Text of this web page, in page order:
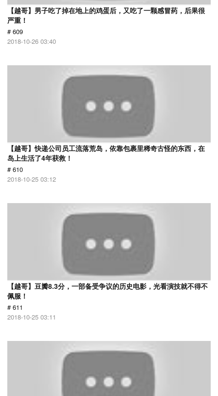
【越哥】男子吃了掉在地上的鸡蛋后，又吃了一颗感冒药，后果很
严重！
# 609
2018-10-26 03:40
【越哥】快递公司员工流落荒岛，依靠包裹里稀奇古怪的东西，在
岛上生活了4年获救！
# 610
2018-10-25 03:12
【越哥】豆瓣8.3分，一部备受争议的历史电影，光看演技就不得不
佩服！
# 611
2018-10-25 03:11